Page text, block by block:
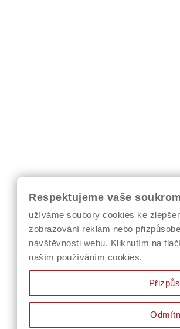
Respektujeme vaše
užíváme soubory cookies ke
zobrazování reklam nebo
návštěvnosti webu. Kliknutím na
naším používáním cookies.